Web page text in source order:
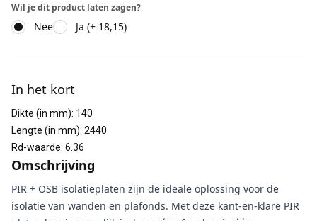
Wil je dit product laten zagen?
Nee Ja (+ 18,15)
In het kort
Dikte (in mm): 140
Lengte (in mm): 2440
Rd-waarde: 6.36
Omschrijving
PIR + OSB isolatieplaten zijn de ideale oplossing voor de
isolatie van wanden en plafonds. Met deze kant-en-klare PIR